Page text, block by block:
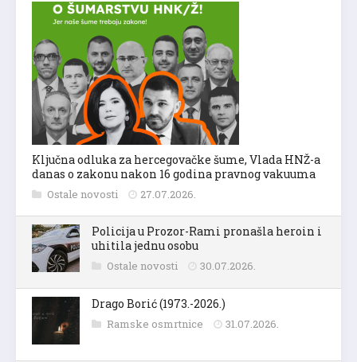
Ključna odluka za hercegovačke šume, Vlada HNŽ-a
danas o zakonu nakon 16 godina pravnog vakuuma
Ostale novosti 27.07.2026.
Policija u Prozor-Rami pronašla heroin i
uhitila jednu osobu
Ostale novosti 30.07.2026.
Drago Borić (1973.-2026.)
Ramske osmrtnice 31.07.2026.